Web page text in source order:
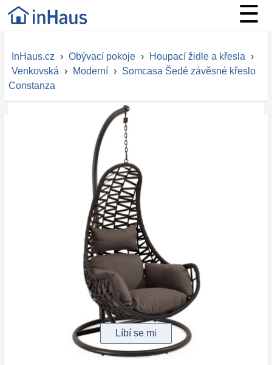
☰
InHaus.cz › Obývací pokoje › Houpací židle a křesla ›
Venkovská › Moderní › Somcasa Šedé závěsné křeslo
Constanza